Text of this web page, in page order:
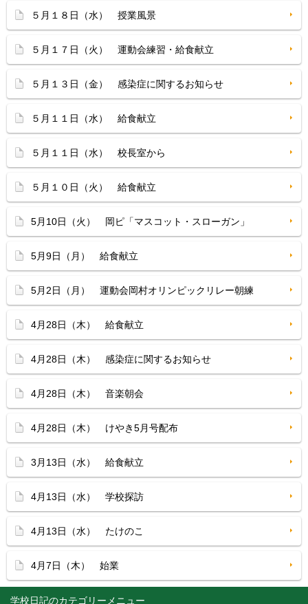
学校日記
５月１８日（水） 授業風景
５月１７日（火） 運動会練習・給食献立
５月１３日（金） 感染症に関するお知らせ
５月１１日（水） 給食献立
５月１１日（水） 校長室から
５月１０日（火） 給食献立
5月10日（火） 岡ピ「マスコット・スローガン」
5月9日（月） 給食献立
5月2日（月） 運動会岡村オリンピックリレー朝練
4月28日（木） 給食献立
4月28日（木） 感染症に関するお知らせ
4月28日（木） 音楽朝会
4月28日（木） けやき5月号配布
3月13日（水） 給食献立
4月13日（水） 学校探訪
4月13日（水） たけのこ
4月7日（木） 始業